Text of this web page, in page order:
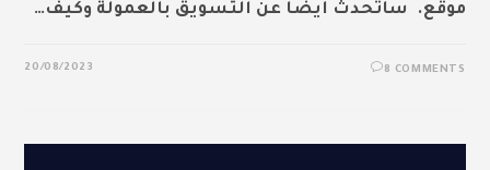
موقع. سأتحدث أيضًا عن التسويق بالعمولة وكيف…
8 COMMENTS
20/08/2023